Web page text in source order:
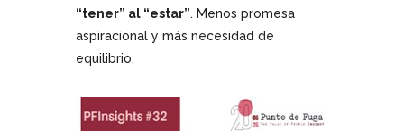
“tener” al “estar”. Menos promesa
aspiracional y más necesidad de
equilibrio.